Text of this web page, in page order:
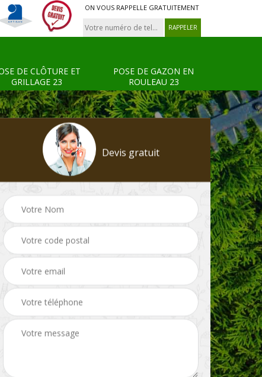
ON VOUS RAPPELLE GRATUITEMENT
DE CLÔTURE ET
GRILLAGE 23
POSE DE GAZON EN
ROULEAU 23
Tonte et réfection de Pose de clôture et
grillage 23
Devis gratuit